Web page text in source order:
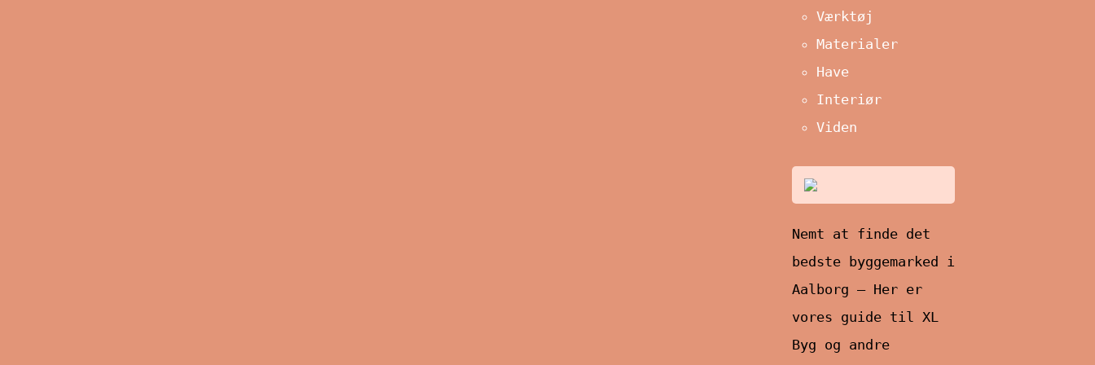
Værktøj
Materialer
Have
Interiør
Viden
Nemt at finde det
bedste byggemarked i
Aalborg – Her er
vores guide til XL
Byg og andre